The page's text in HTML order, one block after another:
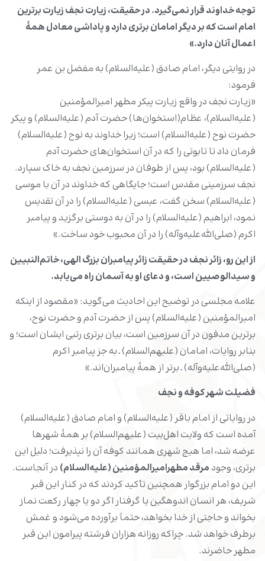
توجه خداوند قرار نمی‌گیرد. در حقیقت، زیارت نجف زیارت برترین
امام است که بر دیگر امامان برتری دارد و پاداشی معادل همۀ
اعمال آنان دارد.»
در روایتی دیگر، امام صادق (علیه‌السلام) به مفضل بن عمر
فرمود:
«زیارت نجف در واقع زیارت پیکر مطهر امیرالمؤمنین
(علیه‌السلام)، عظام(استخوان‌ها) حضرت آدم (علیه‌السلام) و پیکر
حضرت نوح (علیه‌السلام) است؛ زیرا خداوند به نوح (علیه‌السلام)
فرمان داد تا تابوتی را که در آن استخوان‌های حضرت آدم
(علیه‌السلام) بود، پس از طوفان در سرزمین نجف به خاک سپارد.
نجف سرزمینی مقدس است؛ جایگاهی که خداوند در آن با موسی
(علیه‌السلام) سخن گفت، عیسی (علیه‌السلام) را در آن تقدیس
نمود، ابراهیم (علیه‌السلام) را در آن به دوستی برگزید و پیامبر
اکرم (صلی‌الله‌علیه‌وآله) را در آن محبوب خود ساخت.»
از این رو، زائر نجف در حقیقت زائر پیامبران بزرگ الهی، خاتم‌النبیین
و سیدالوصیین است، و دعای او به آسمان راه می‌یابد.
علامه مجلسی در توضیح این احادیث می‌گوید: «مقصود از اینکه
امیرالمؤمنین (علیه‌السلام) پس از حضرت آدم و حضرت نوح،
برترین مدفون در آن سرزمین است، بیان برتری رتبی ایشان است؛ و
بنابر روایات، امامان (علیهم‌السلام) ـ به جز پیامبر اکرم
(صلی‌الله‌علیه‌وآله) ـ برتر از همۀ پیامبران‌اند.»
فضیلت شهر کوفه و نجف
در روایاتی از امام باقر (علیه‌السلام) و امام صادق (علیه‌السلام)
آمده است که ولایت اهل‌بیت (علیهم‌السلام) بر همۀ شهرها
عرضه شد، اما هیچ شهری همانند کوفه آن را نپذیرفت؛ دلیل این
برتری، وجود مرقد مطهرامیرالمؤمنین (علیه‌السلام) در آنجاست.
این دو امام بزرگوار همچنین تأکید کردند که در کنار این قبر
شریف، هر انسان اندوهگین یا گرفتار اگر دو یا چهار رکعت نماز
بخواند و حاجتی از خدا بخواهد، حتماً برآورده می‌شود و غمش
برطرف خواهد شد. چراکه روزانه هزاران فرشته پیرامون این قبر
مطهر حاضرند.